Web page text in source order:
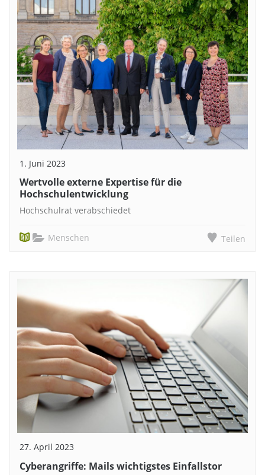
1. Juni 2023
Wertvolle externe Expertise für die
Hochschulentwicklung
Hochschulrat verabschiedet
Menschen Teilen
27. April 2023
Cyberangriffe: Mails wichtigstes Einfallstor